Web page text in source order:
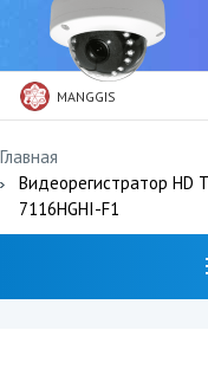
MANGGIS
Главная
Видеорегистратор HD
7116HGHI-F1